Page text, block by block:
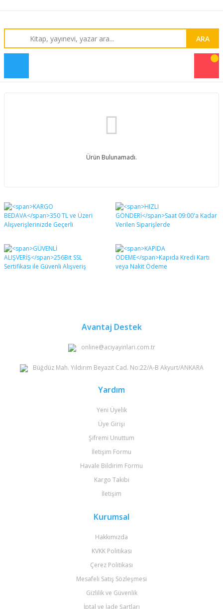
ARA
Ürün Bulunamadı.
Avantaj Destek
online@aciyayinlari.com.tr
Büğdüz Mah. Yıldırım Beyazıt Cad. No:22/A-B Akyurt/ANKARA
Yardım
Yeni Üyelik
Üye Girişi
Şifremi Unuttum
İletişim Formu
Havale Bildirim Formu
Kargo Takibi
İletişim
Kurumsal
Hakkımızda
KVKK Politikası
Çerez Politikası
Mesafeli Satış Sözleşmesi
Gizlilik ve Güvenlik
İptal ve İade Şartları